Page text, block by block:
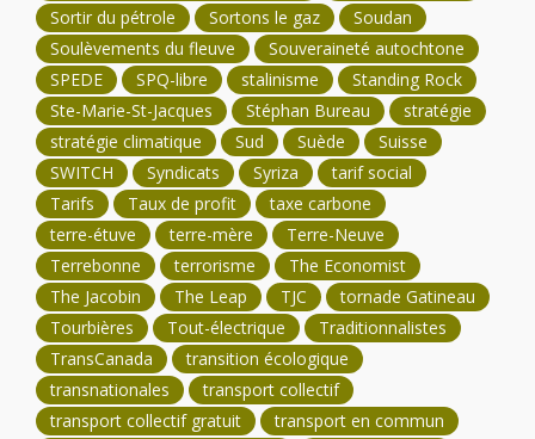
Sortir du pétrole
Sortons le gaz
Soudan
Soulèvements du fleuve
Souveraineté autochtone
SPEDE
SPQ-libre stalinisme
Standing Rock
Ste-Marie-St-Jacques
Stéphan Bureau
stratégie
stratégie climatique
Sud Suède
Suisse
SWITCH
Syndicats Syriza
tarif social
Tarifs
Taux de profit
taxe carbone
terre-étuve
terre-mère
Terre-Neuve
Terrebonne
terrorisme
The Economist
The Jacobin
The Leap TJC
tornade Gatineau
Tourbières
Tout-électrique
Traditionnalistes
TransCanada
transition écologique
transnationales
transport collectif
transport collectif gratuit
transport en commun